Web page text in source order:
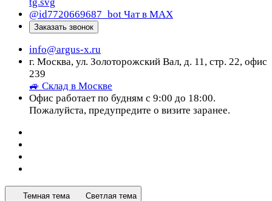
@id7720669687_bot Чат в МАХ
Заказать звонок
info@argus-x.ru
г. Москва, ул. Золоторожский Вал, д. 11, стр. 22, офис
239
🚙 Склад в Москве
Офис работает по будням с 9:00 до 18:00.
Пожалуйста, предупредите о визите заранее.
Темная тема Светлая тема